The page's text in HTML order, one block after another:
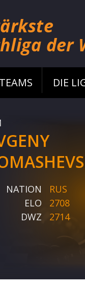
TEAMS DIE
NATION
RUS
ELO
2708
DWZ
2714